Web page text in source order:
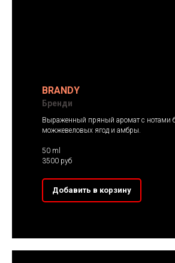
BRANDY
Бренди
Выраженный пряный аромат с нотами
можжевеловых ягод и амбры.
50 ml
3500 руб
Добавить в корзину